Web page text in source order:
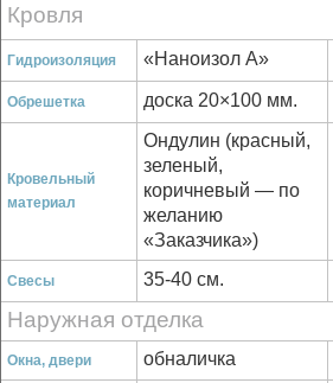
Кровля
Гидроизоляция «Наноизол А»
Обрешетка доска 20×100 мм.
Кровельный
материал
Ондулин (красный,
зеленый,
коричневый — по
желанию
«Заказчика»)
Свесы 35-40 см.
Наружная отделка
Окна, двери обналичка